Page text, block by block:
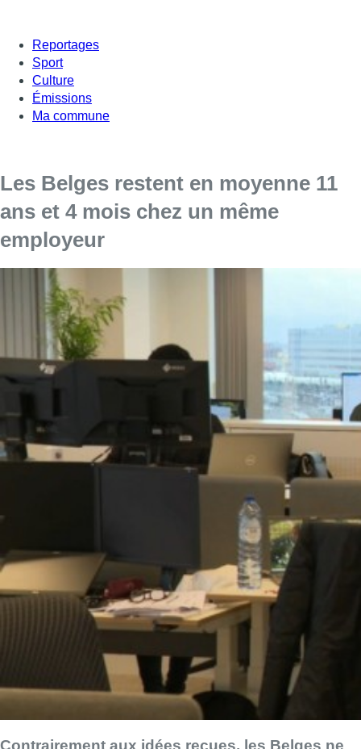
Reportages
Sport
Culture
Émissions
Ma commune
Les Belges restent en moyenne 11
ans et 4 mois chez un même
employeur
Contrairement aux idées reçues, les Belges ne